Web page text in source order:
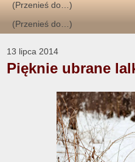
13 lipca 2014
Pięknie ubrane